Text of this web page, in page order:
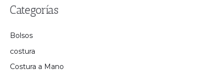
Categorías
Bolsos
costura
Costura a Mano